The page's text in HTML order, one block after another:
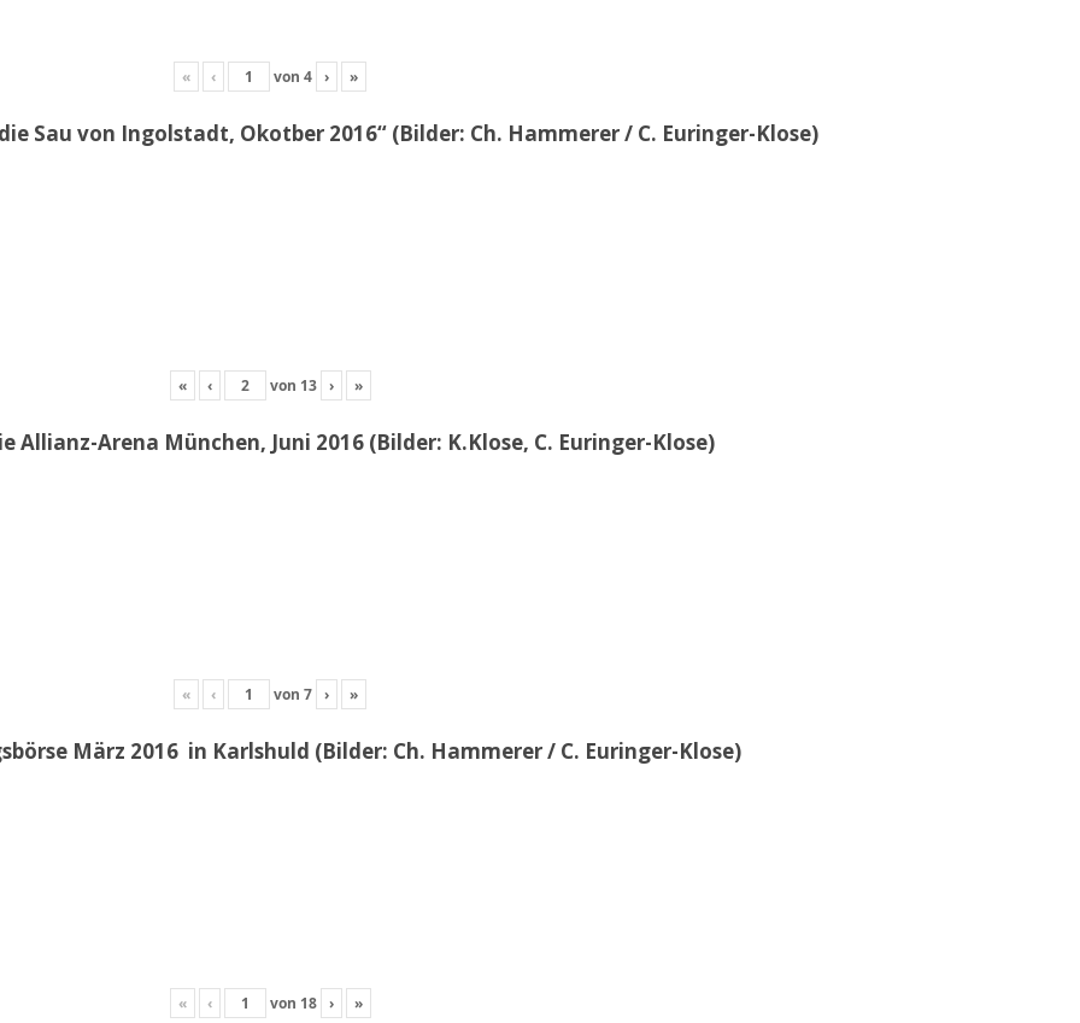
« ‹ von 4 › »
Sau von Ingolstadt, Okotber 2016“ (Bilder: Ch. Hammerer / C. Euringer-Klose)
« ‹ von 13 › »
Allianz-Arena München, Juni 2016 (Bilder: K.Klose, C. Euringer-Klose)
« ‹ von 7 › »
März 2016 in Karlshuld (Bilder: Ch. Hammerer / C. Euringer-Klose)
« ‹ von 18 › »